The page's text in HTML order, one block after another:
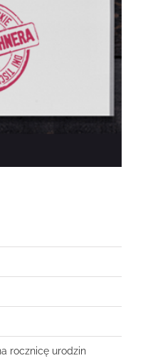
rocznicę urodzin